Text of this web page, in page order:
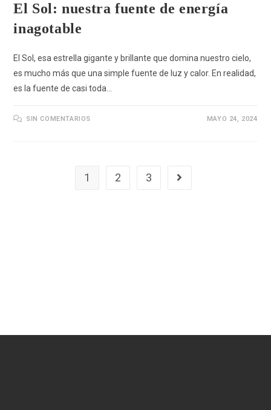
El Sol: nuestra fuente de energía
inagotable
El Sol, esa estrella gigante y brillante que domina nuestro cielo,
es mucho más que una simple fuente de luz y calor. En realidad,
es la fuente de casi toda…
SIN COMENTARIOS MAYO 24, 2024
1 2 3